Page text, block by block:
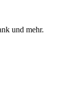
und mehr.